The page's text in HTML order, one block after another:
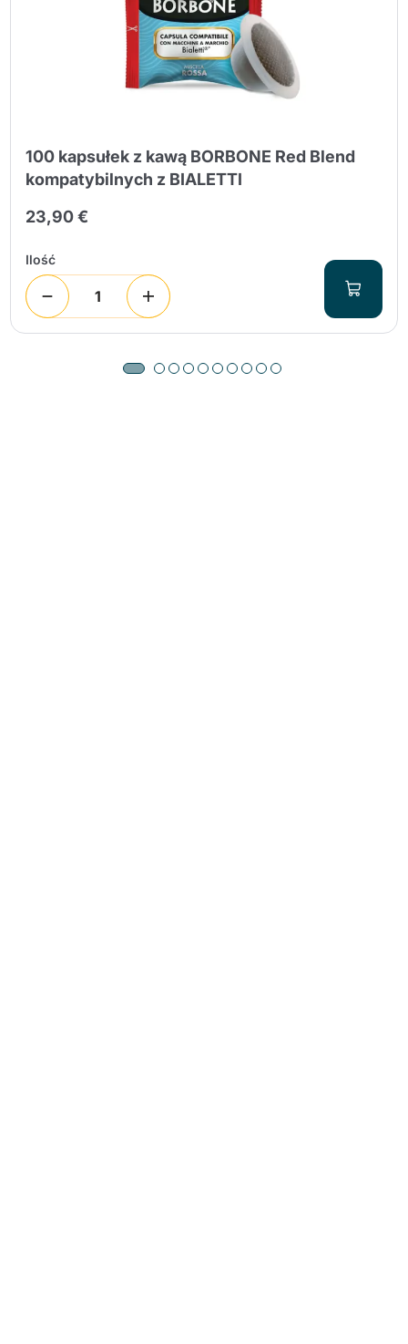
100 kapsułek z kawą BORBONE Red Blend
kompatybilnych z BIALETTI
23,90 €
Ilość